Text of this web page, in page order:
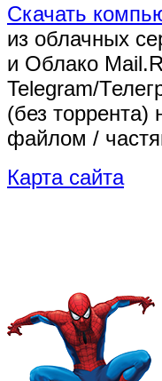
Скачать
из облачных
и Облако
Telegram/
(без торрента)
файлом /
Карта сайта